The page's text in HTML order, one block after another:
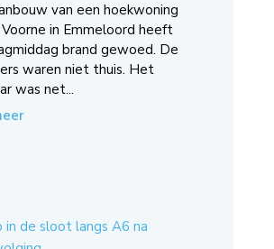
van een hoekwoning
in Emmeloord heeft
brand gewoed. De
waren niet thuis. Het
was net...